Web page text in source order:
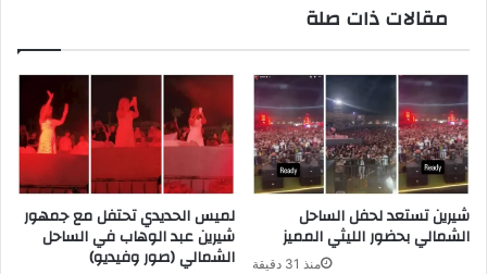
مقالات ذات صلة
لميس الحديدي تحتفل مع جمهور
شيرين عبد الوهاب في الساحل
الشمالي (صور وفيديو)
شيرين تستعد لحفل الساحل
الشمالي بحضور الليثي المميز
منذ 31 دقيقة